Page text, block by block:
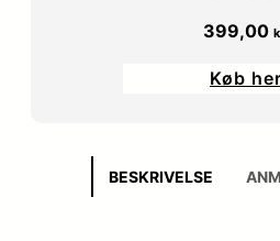
399,00
Køb her
BESKRIVELSE